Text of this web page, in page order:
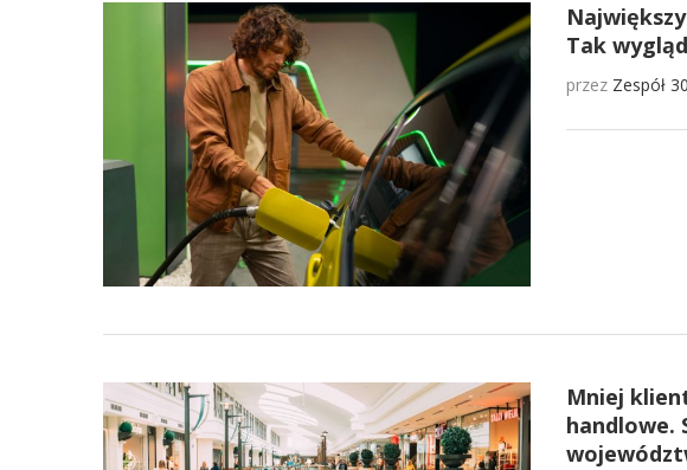
Tak
przez Zespół
Mniej
handlowe.